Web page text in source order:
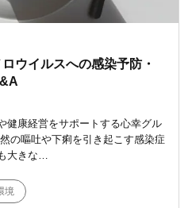
ウイルスへの感染予防・
健康経営をサポートする心幸グル
の嘔吐や下痢を引き起こす感染症
大きな…
境